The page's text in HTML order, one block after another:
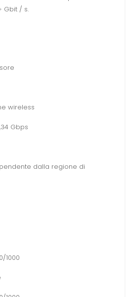
Gbit / s.
wireless
Gbps
dalla regione di
1000